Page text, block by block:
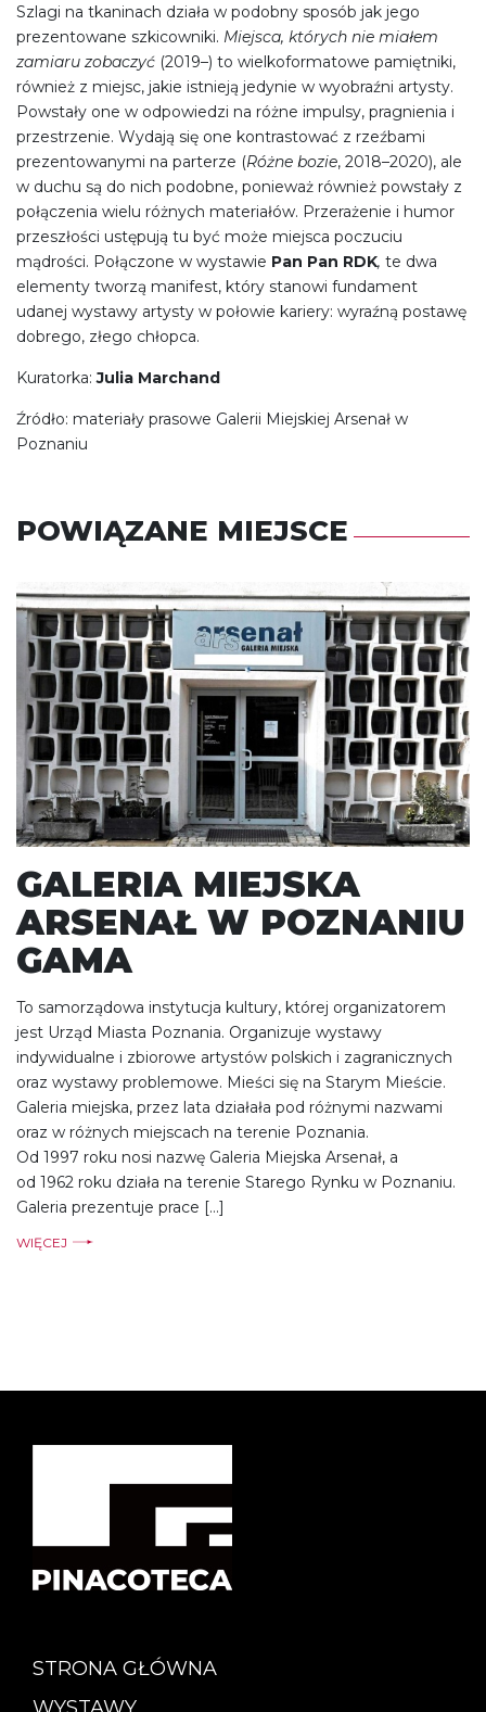
Szlagi na tkaninach działa w podobny sposób jak jego
prezentowane szkicowniki. Miejsca, których nie miałem
zamiaru zobaczyć (2019–) to wielkoformatowe pamiętniki,
również z miejsc, jakie istnieją jedynie w wyobraźni artysty.
Powstały one w odpowiedzi na różne impulsy, pragnienia i
przestrzenie. Wydają się one kontrastować z rzeźbami
prezentowanymi na parterze (Różne bozie, 2018–2020), ale
w duchu są do nich podobne, ponieważ również powstały z
połączenia wielu różnych materiałów. Przerażenie i humor
przeszłości ustępują tu być może miejsca poczuciu
mądrości. Połączone w wystawie Pan Pan RDK, te dwa
elementy tworzą manifest, który stanowi fundament
udanej wystawy artysty w połowie kariery: wyraźną postawę
dobrego, złego chłopca.
Kuratorka:Julia Marchand
Źródło: materiały prasowe Galerii Miejskiej Arsenał w
Poznaniu
POWIĄZANE MIEJSCE
GALERIA MIEJSKA
ARSENAŁ W POZNANIU
GAMA
To samorządowa instytucja kultury, której organizatorem
jest Urząd Miasta Poznania. Organizuje wystawy
indywidualne i zbiorowe artystów polskich i zagranicznych
oraz wystawy problemowe. Mieści się na Starym Mieście.
Galeria miejska, przez lata działała pod różnymi nazwami
oraz w różnych miejscach na terenie Poznania.
Od 1997 roku nosi nazwę Galeria Miejska Arsenał, a
od 1962 roku działa na terenie Starego Rynku w Poznaniu.
Galeria prezentuje prace […]
WIĘCEJ
STRONA GŁÓWNA